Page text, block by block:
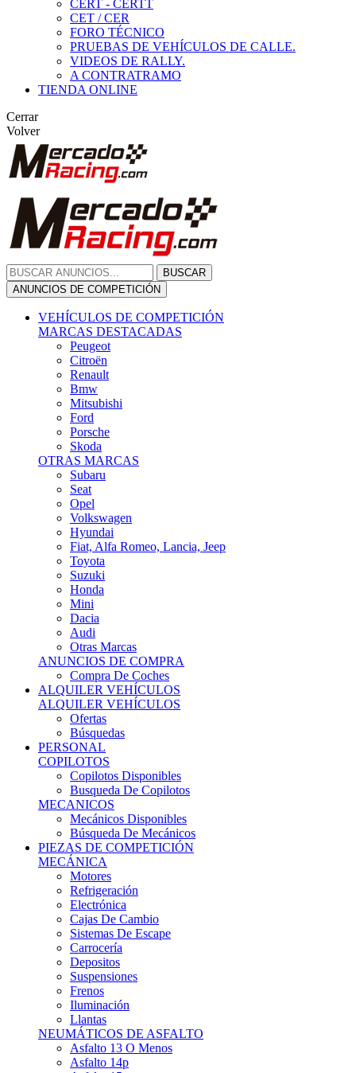
CERT - CERTT
CET / CER
FORO TÉCNICO
PRUEBAS DE VEHÍCULOS DE CALLE.
VIDEOS DE RALLY.
A CONTRATRAMO
TIENDA ONLINE
Cerrar
Volver
BUSCAR
ANUNCIOS DE COMPETICIÓN
VEHÍCULOS DE COMPETICIÓN
MARCAS DESTACADAS
Peugeot
Citroën
Renault
Bmw
Mitsubishi
Ford
Porsche
Skoda
OTRAS MARCAS
Subaru
Seat
Opel
Volkswagen
Hyundai
Fiat, Alfa Romeo, Lancia, Jeep
Toyota
Suzuki
Honda
Mini
Dacia
Audi
Otras Marcas
ANUNCIOS DE COMPRA
Compra De Coches
ALQUILER VEHÍCULOS
ALQUILER VEHÍCULOS
Ofertas
Búsquedas
PERSONAL
COPILOTOS
Copilotos Disponibles
Busqueda De Copilotos
MECANICOS
Mecánicos Disponibles
Búsqueda De Mecánicos
PIEZAS DE COMPETICIÓN
MECÁNICA
Motores
Refrigeración
Electrónica
Cajas De Cambio
Sistemas De Escape
Carrocería
Depositos
Suspensiones
Frenos
Iluminación
Llantas
NEUMÁTICOS DE ASFALTO
Asfalto 13 O Menos
Asfalto 14p